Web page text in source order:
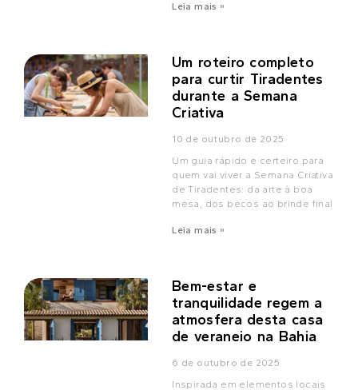
Leia mais »
Um roteiro completo
para curtir Tiradentes
durante a Semana
Criativa
10 de outubro de 2025
Um guia rápido e certeiro para
quem vai viver a Semana Criativa
de Tiradentes: da arte à boa
mesa, dos becos ao brinde final
Leia mais »
Bem-estar e
tranquilidade regem a
atmosfera desta casa
de veraneio na Bahia
6 de outubro de 2025
Inspirada em elementos locais